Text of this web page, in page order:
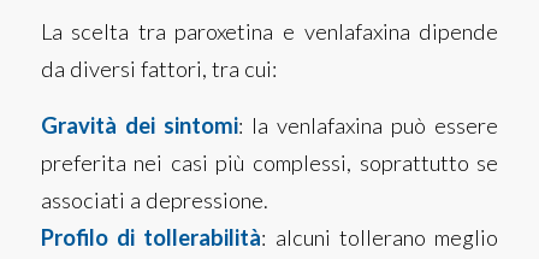
La scelta tra paroxetina e venlafaxina dipende
da diversi fattori, tra cui:
Gravità dei sintomi: la venlafaxina può essere
preferita nei casi più complessi, soprattutto se
associati a depressione.
Profilo di tollerabilità: alcuni tollerano meglio